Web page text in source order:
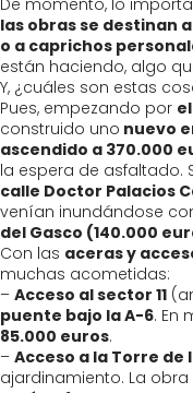
De momento, lo
las obras se destinan
o a caprichos
están haciendo, algo
Y, ¿cuáles son estas
Pues, empezando por
construido uno nuevo
ascendido a 370.000
la espera de asfaltado.
calle Doctor Palacios
venían inundándose
del Gasco (140.000
Con las aceras y
muchas acometidas:
– Acceso al sector 11
puente bajo la A-6. En
85.000 euros.
– Acceso a la Torre de
ajardinamiento. La